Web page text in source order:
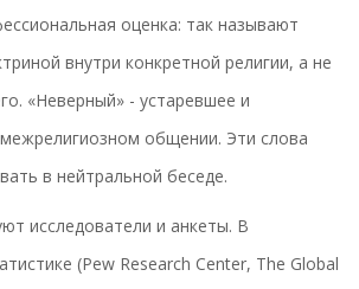
оценка: так называют
внутри конкретной религии, а не
«Неверный» - устаревшее и
общении. Эти слова
в нейтральной беседе.
исследователи и анкеты. В
(Pew Research Center, The Global